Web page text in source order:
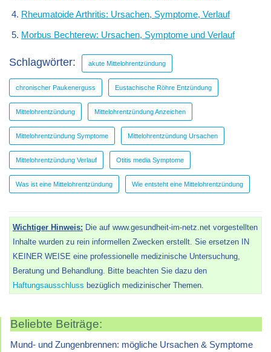
Rheumatoide Arthritis: Ursachen, Symptome, Verlauf
Morbus Bechterew: Ursachen, Symptome und Verlauf
Schlagwörter: akute Mittelohrentzündung
chronischer Paukenerguss Eustachische Röhre Entzündung
Mittelohrentzündung Mittelohrentzündung Anzeichen
Mittelohrentzündung Symptome Mittelohrentzündung Ursachen
Mittelohrentzündung Verlauf Otitis media Symptome
Was ist eine Mittelohrentzündung Wie entsteht eine Mittelohrentzündung
Wichtiger Hinweis: Die auf www.gesundheit-im-netz.net vorgestellten
Inhalte wurden zu rein informellen Zwecken erstellt. Sie ersetzen IN
KEINER WEISE eine professionelle medizinische Untersuchung,
Beratung und Behandlung. Bitte beachten Sie dazu den
Haftungsausschluss bezüglich medizinischer Themen.
Beliebte Beiträge:
Mund- und Zungenbrennen: mögliche Ursachen & Symptome